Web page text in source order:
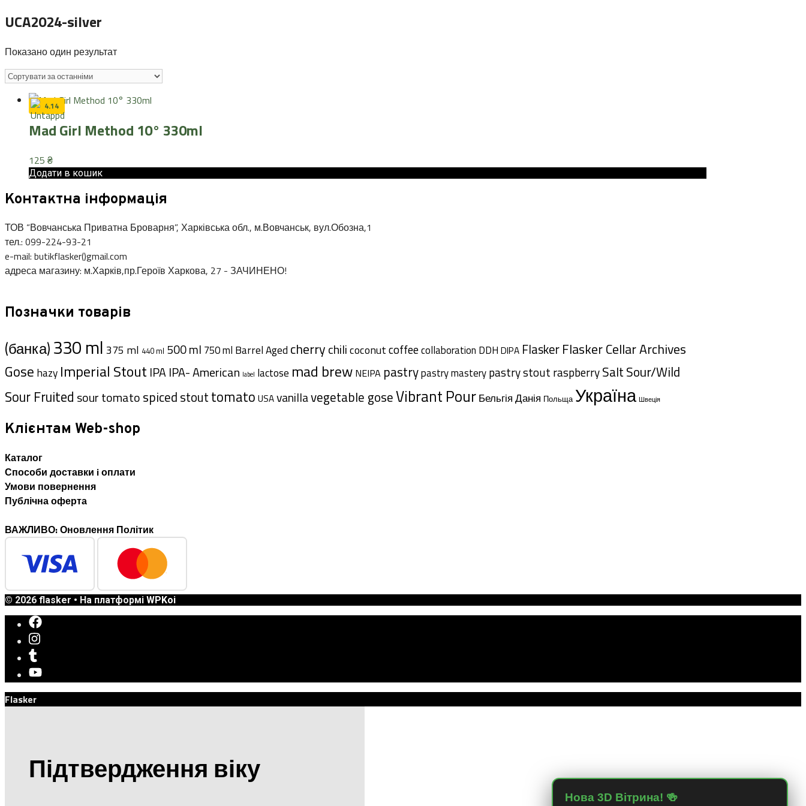
UCA2024-silver
Показано один результат
4.14
Mad Girl Method 10° 330ml
125 ₴
Додати в кошик
Контактна інформація
ТОВ “Вовчанська Приватна Броварня”, Харківська обл., м.Вовчанськ, вул.Обозна,1
тел.: 099-224-93-21
e-mail: butikflasker()gmail.com
адреса магазину: м.Харків,пр.Героїв Харкова, 27 - ЗАЧИНЕНО!
Позначки товарів
(банка)330 ml 375 ml 440 ml 500 ml 750 ml Barrel Aged cherrychilicoconutcoffeecollaboration DDH DIPA FlaskerFlasker Cellar Archives
Gose hazy Imperial Stout IPA IPA- American label lactose mad brew NEIPA pastrypastry masterypastry stout raspberrySaltSour/Wild
Sour Fruited sour tomatospicedstouttomato USAvanillavegetable goseVibrant PourБельгіяДанія Польща Україна Швеція
Клієнтам Web-shop
Каталог
Способи доставки i оплати
Умови повернення
Публічна оферта
ВАЖЛИВО: Оновлення Політик
© 2026 flasker • На платформі WPKoi
Flasker
Нова 3D Вітрина! 🍻
Підтвердження віку